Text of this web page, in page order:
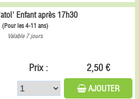
Enfant après 17h30
(Pour les 4-11 ans)
Valable 7 jours
Prix : 2,50 €
AJOUTER